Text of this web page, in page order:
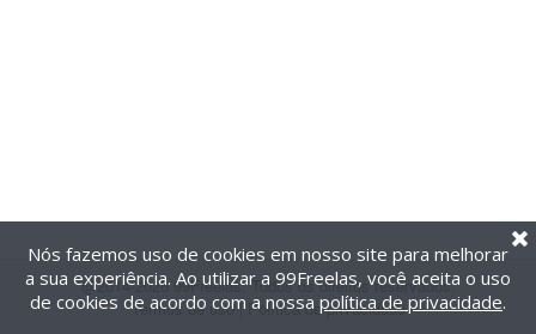
@2014-2026 99Freelas. Todos os direitos reservados.
Termos de uso| Política de privacidade
Nós fazemos uso de cookies em nosso site para melhorar
a sua experiência. Ao utilizar a 99Freelas, você aceita o uso
de cookies de acordo com a nossa política de privacidade.